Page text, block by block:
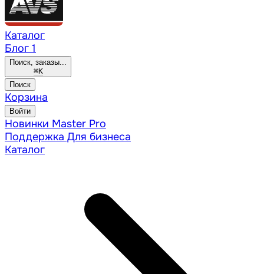
Каталог
Блог 1
Поиск, заказы...
⌘K
Поиск
Корзина
Войти
Новинки Master Pro
Поддержка Для бизнеса
Каталог